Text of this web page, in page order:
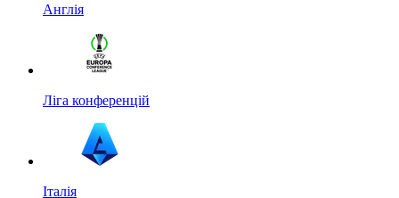
Англія
Ліга конференцій
Італія